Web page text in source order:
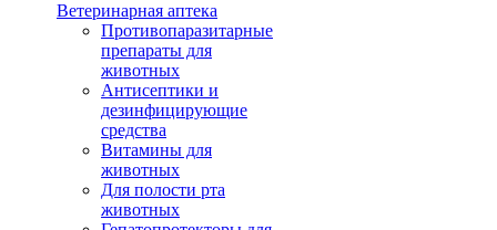
Ветеринарная аптека
Противопаразитарные
препараты для
животных
Антисептики и
дезинфицирующие
средства
Витамины для
животных
Для полости рта
животных